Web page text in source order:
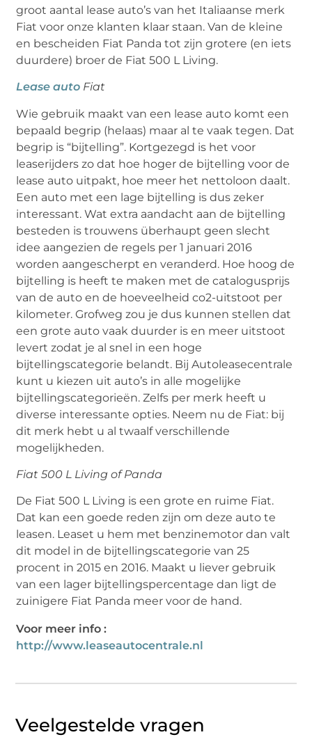
groot aantal lease auto’s van het Italiaanse merk
Fiat voor onze klanten klaar staan. Van de kleine
en bescheiden Fiat Panda tot zijn grotere (en iets
duurdere) broer de Fiat 500 L Living.
Lease auto Fiat
Wie gebruik maakt van een lease auto komt een
bepaald begrip (helaas) maar al te vaak tegen. Dat
begrip is “bijtelling”. Kortgezegd is het voor
leaserijders zo dat hoe hoger de bijtelling voor de
lease auto uitpakt, hoe meer het nettoloon daalt.
Een auto met een lage bijtelling is dus zeker
interessant. Wat extra aandacht aan de bijtelling
besteden is trouwens überhaupt geen slecht
idee aangezien de regels per 1 januari 2016
worden aangescherpt en veranderd. Hoe hoog de
bijtelling is heeft te maken met de catalogusprijs
van de auto en de hoeveelheid co2-uitstoot per
kilometer. Grofweg zou je dus kunnen stellen dat
een grote auto vaak duurder is en meer uitstoot
levert zodat je al snel in een hoge
bijtellingscategorie belandt. Bij Autoleasecentrale
kunt u kiezen uit auto’s in alle mogelijke
bijtellingscategorieën. Zelfs per merk heeft u
diverse interessante opties. Neem nu de Fiat: bij
dit merk hebt u al twaalf verschillende
mogelijkheden.
Fiat 500 L Living of Panda
De Fiat 500 L Living is een grote en ruime Fiat.
Dat kan een goede reden zijn om deze auto te
leasen. Leaset u hem met benzinemotor dan valt
dit model in de bijtellingscategorie van 25
procent in 2015 en 2016. Maakt u liever gebruik
van een lager bijtellingspercentage dan ligt de
zuinigere Fiat Panda meer voor de hand.
Voor meer info :
http://www.leaseautocentrale.nl
Veelgestelde vragen